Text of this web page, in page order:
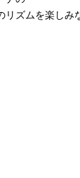
ズムを楽しみ